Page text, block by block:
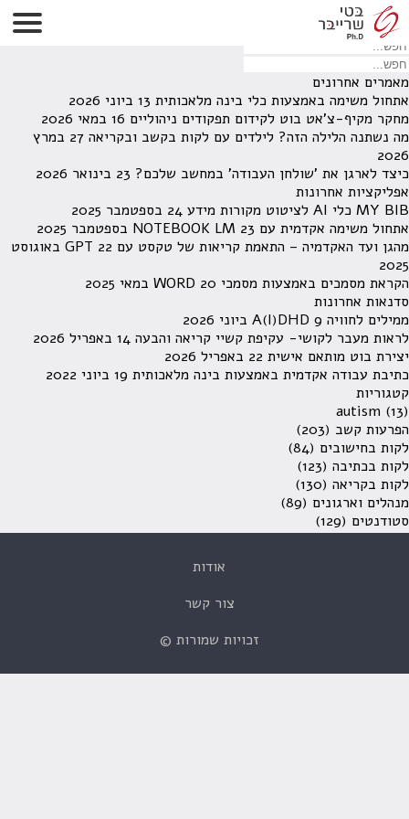
לא נמצאו תוצאות תחת קטגוריה זו.
מחפש משהו מסויים? השתמש בחיפוש
מאמרים אחרונים
אתחול משימה באמצעות כלי בינה מלאכותית 13 ביוני 2026
מחקר מקיף-צ'אט בוט לקידום תפקודים ניהוליים 16 במאי 2026
מה נשתנה הלילה הזה? לילדים עם לקות בקשב ובקריאה
27 במרץ
2026
כיצד לארגן את 'שולחן העבודה' במחשב שלכם? 23 בינואר 2026
אפליקציות אחרונות
MY BIB כלי AI לציטוט מקורות מידע
24 בספטמבר 2025
אתחול משימה אקדמית עם NOTEBOOK LM 23 בספטמבר 2025
מהגן ועד האקדמיה – התאמת קריאות של טקסט עם GPT
22 באוגוסט
2025
הקראת מסמכים באמצעות מסמכי WORD 20 במאי 2025
סדנאות אחרונות
ממילים לחוויה A(I)DHD 9 ביוני 2026
לראות מעבר לקושי- עקיפת קשיי קריאה והבעה 14 באפריל 2026
יצירת בוט מותאם אישית 22 באפריל 2026
כתיבת עבודה אקדמית באמצעות בינה מלאכותית 19 ביוני 2022
קטגוריות
autism (13)
הפרעות קשב (203)
לקות בחישובים (84)
לקות בכתיבה (123)
לקות בקריאה (130)
מנהלים וארגונים (89)
סטודנטים (129)
אודות
צור קשר
זכויות שמורות ©